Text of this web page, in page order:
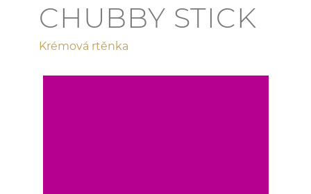
CHUBBY STICK
Krémová rtěnka